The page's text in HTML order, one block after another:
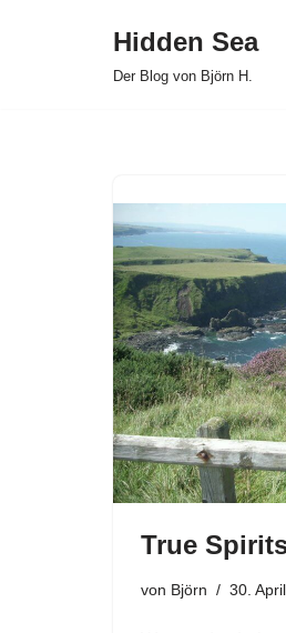
Hidden Sea
Der Blog von Björn H.
True
von Björn 30.